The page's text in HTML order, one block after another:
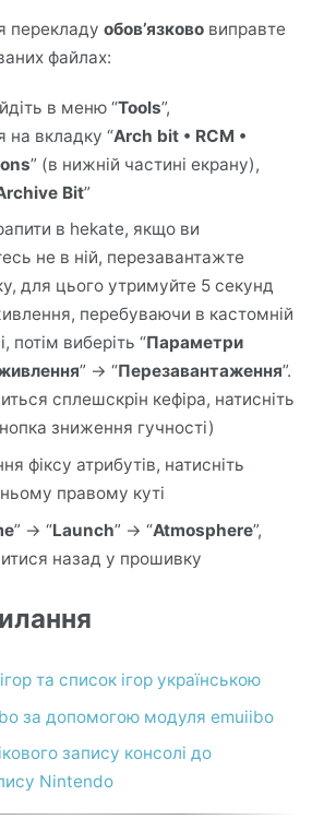
перекладуобов’язково виправте
файлах:
в меню “Tools”,
на вкладку “Arch bit • RCM •
” (в нижній частині екрану),
Bit”
в hekate, якщо ви
не в ній, перезавантажте
для цього утримуйте 5 секунд
перебуваючи в кастомній
потім виберіть “Параметри
” -> “Перезавантаження”.
сплешскрін кефіра, натисніть
зниження гучності)
фіксу атрибутів, натисніть
правому куті
” -> “Launch” -> “Atmosphere”,
назад у прошивку
та список ігор українською
за допомогою модуля emuiibo
запису консолі до
Nintendo